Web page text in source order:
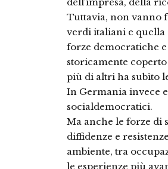
Tuttavia, non vanno
verdi italiani e quella
forze democratiche
storicamente
più di altri ha subìto
In Germania invece
socialdemocratici.
Ma anche le forze di
diffidenze e
ambiente, tra
le esperienze più